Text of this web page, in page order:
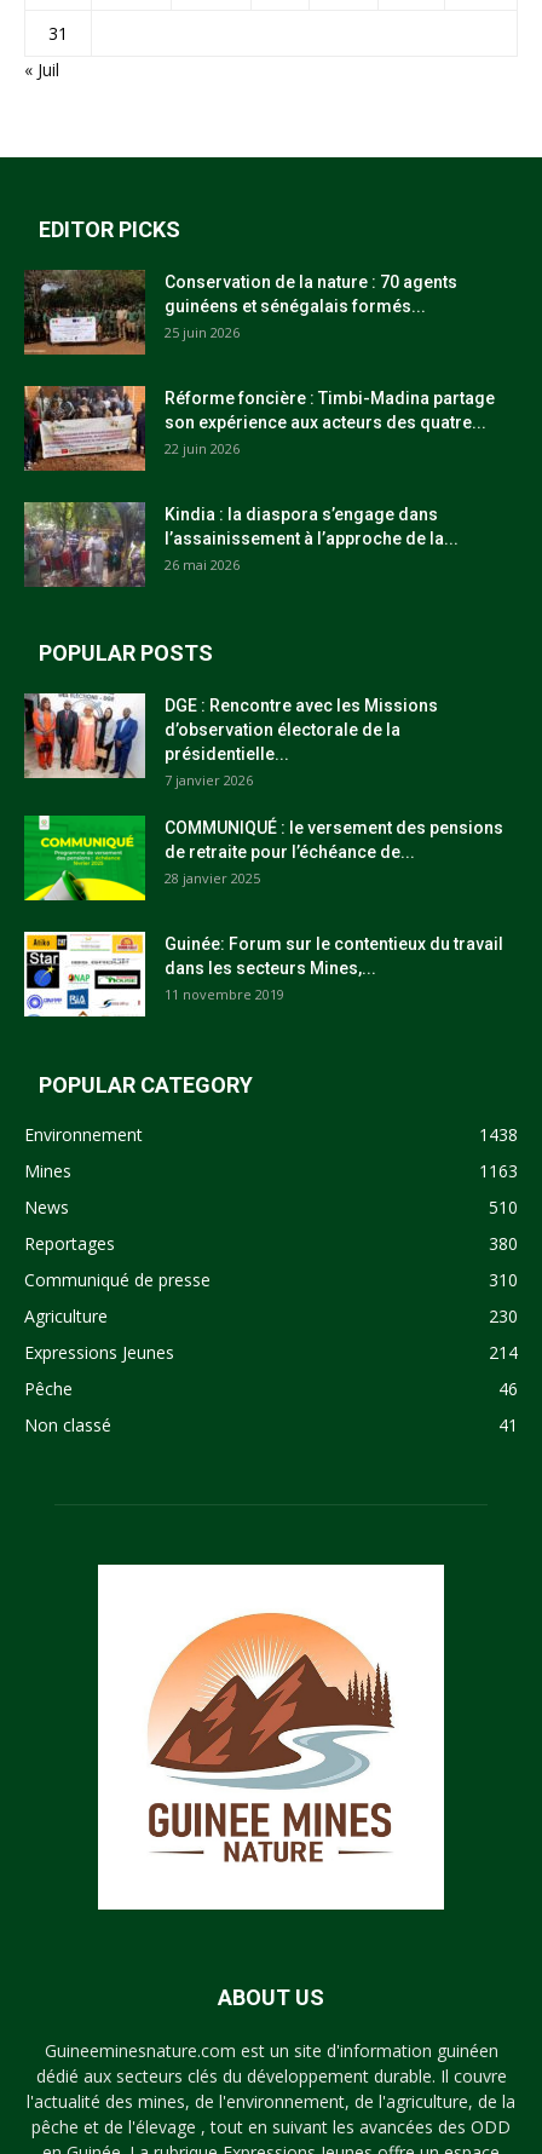
31
« Juil
EDITOR PICKS
Conservation de la nature : 70 agents
guinéens et sénégalais formés...
25 juin 2026
Réforme foncière : Timbi-Madina partage
son expérience aux acteurs des quatre...
22 juin 2026
Kindia : la diaspora s’engage dans
l’assainissement à l’approche de la...
26 mai 2026
POPULAR POSTS
DGE : Rencontre avec les Missions
d’observation électorale de la
présidentielle...
7 janvier 2026
COMMUNIQUÉ : le versement des pensions
de retraite pour l’échéance de...
28 janvier 2025
Guinée: Forum sur le contentieux du travail
dans les secteurs Mines,...
11 novembre 2019
POPULAR CATEGORY
Environnement
1438
Mines
1163
News
510
Reportages
380
Communiqué de presse
310
Agriculture
230
Expressions Jeunes
214
Pêche
46
Non classé
41
ABOUT US
Guineeminesnature.com est un site d'information guinéen
dédié aux secteurs clés du développement durable. Il couvre
l'actualité des mines, de l'environnement, de l'agriculture, de la
pêche et de l'élevage , tout en suivant les avancées des ODD